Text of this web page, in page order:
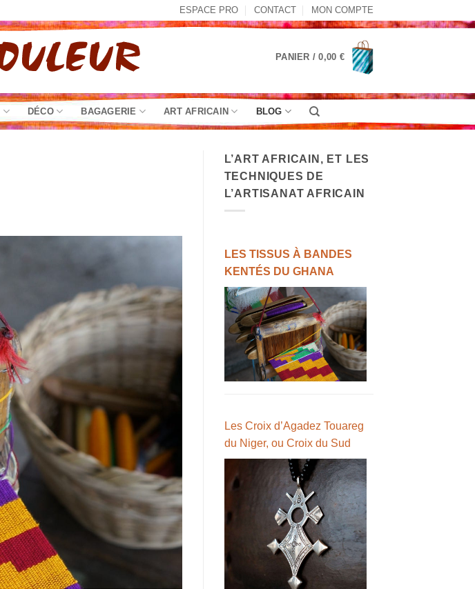
ESPACE PRO CONTACT MON COMPTE
PANIER /0,00 €
DÉCO BAGAGERIE ART AFRICAIN BLOG
L’ART AFRICAIN, ET LES
TECHNIQUES DE
L’ARTISANAT AFRICAIN
LES TISSUS À BANDES
KENTÉS DU GHANA
Les Croix d’Agadez Touareg
du Niger, ou Croix du Sud